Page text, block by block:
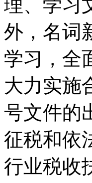
理、学习
外，名词
学习，全
大力实施
号文件的
征税和依
行业税收